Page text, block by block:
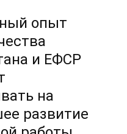
опыт
и ЕФСР
на
развитие